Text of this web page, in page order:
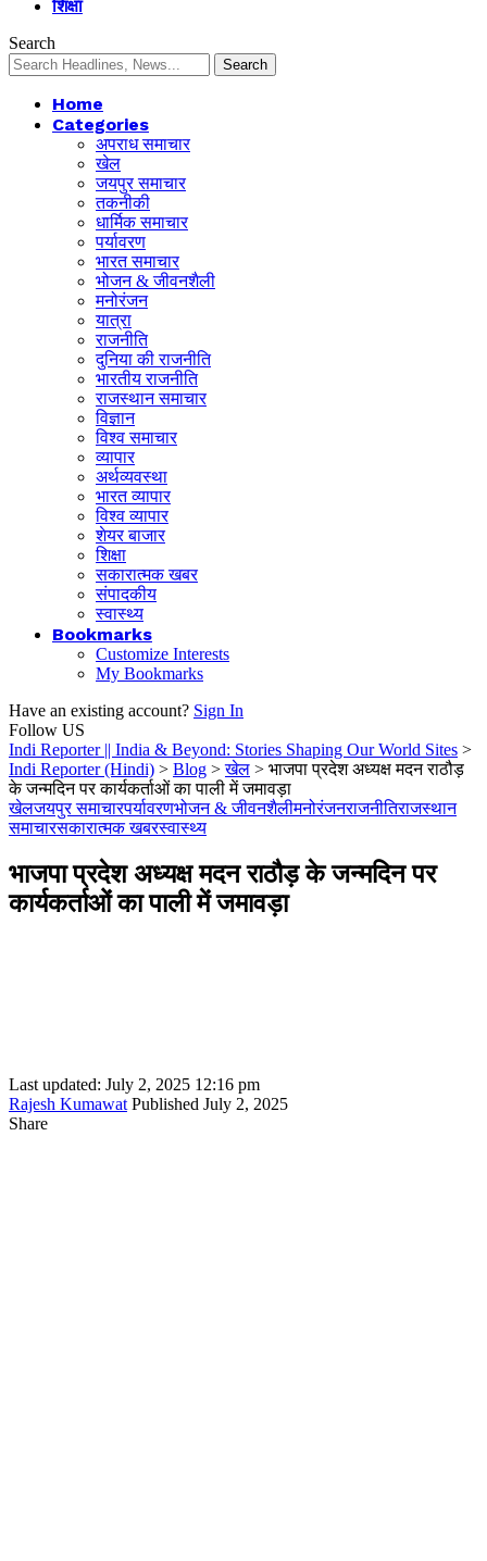
शिक्षा
Search
Home
Categories
अपराध समाचार
खेल
जयपुर समाचार
तकनीकी
धार्मिक समाचार
पर्यावरण
भारत समाचार
भोजन & जीवनशैली
मनोरंजन
यात्रा
राजनीति
दुनिया की राजनीति
भारतीय राजनीति
राजस्थान समाचार
विज्ञान
विश्व समाचार
व्यापार
अर्थव्यवस्था
भारत व्यापार
विश्व व्यापार
शेयर बाजार
शिक्षा
सकारात्मक खबर
संपादकीय
स्वास्थ्य
Bookmarks
Customize Interests
My Bookmarks
Have an existing account? Sign In
Follow US
Indi Reporter || India & Beyond: Stories Shaping Our World Sites >
Indi Reporter (Hindi) > Blog >खेल > भाजपा प्रदेश अध्यक्ष मदन राठौड़
के जन्मदिन पर कार्यकर्ताओं का पाली में जमावड़ा
खेलजयपुर समाचारपर्यावरणभोजन & जीवनशैलीमनोरंजनराजनीतिराजस्थान
समाचारसकारात्मक खबरस्वास्थ्य
भाजपा प्रदेश अध्यक्ष मदन राठौड़ के जन्मदिन पर
कार्यकर्ताओं का पाली में जमावड़ा
Last updated: July 2, 2025 12:16 pm
Rajesh Kumawat Published July 2, 2025
Share